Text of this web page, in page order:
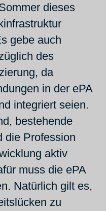
dieses
gebe auch
des
da
in der ePA
integriert seien.
bestehende
die Profession
aktiv
muss die ePA
Natürlich gilt es,
zu